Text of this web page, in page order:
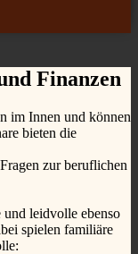
Finanzen
im Innen und können
bieten die
Fragen zur beruflichen
leidvolle ebenso
spielen familiäre